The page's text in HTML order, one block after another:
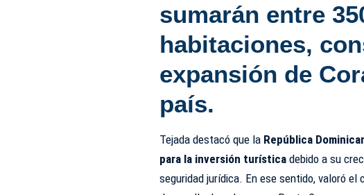
sumarán entre
habitaciones,
expansión de
país.
Tejada destacó que la República
para la inversión turística debido a su
seguridad jurídica. En ese sentido, valoró